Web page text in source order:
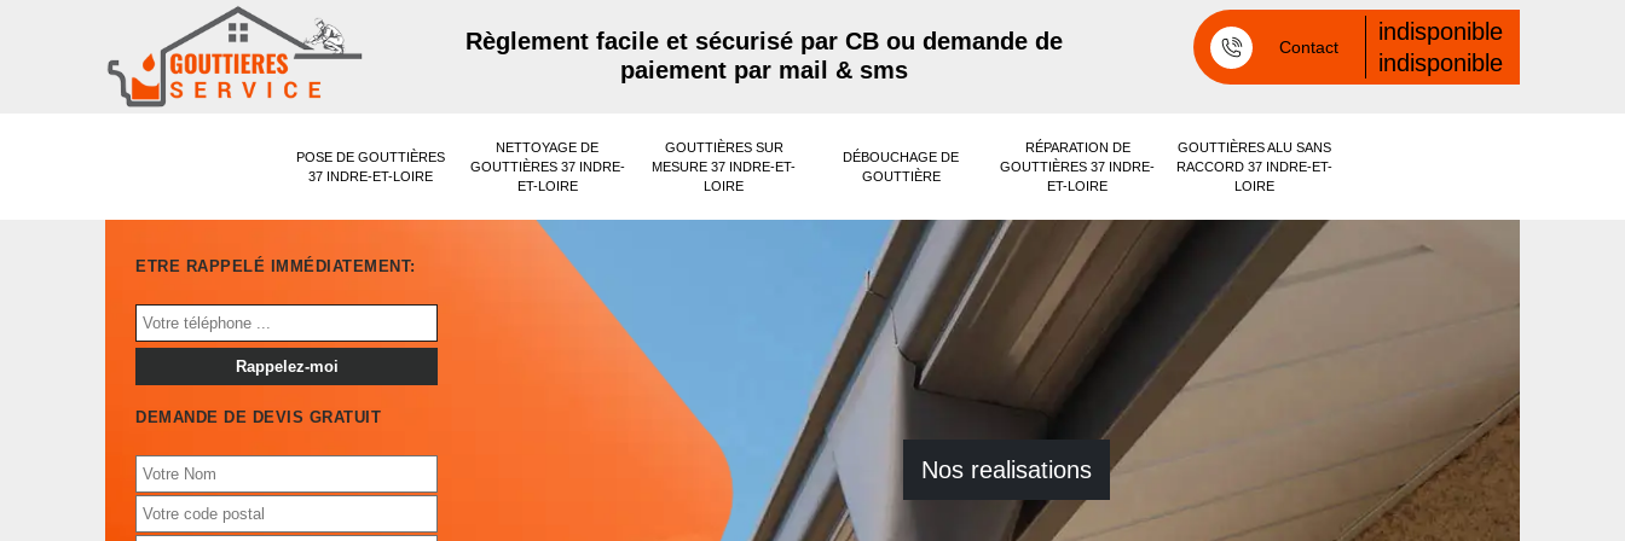
Règlement facile et sécurisé par CB ou demande de
paiement par mail & sms
Contact
indisponible
indisponible
POSE DE GOUTTIÈRES
37 INDRE-ET-LOIRE
NETTOYAGE DE
GOUTTIÈRES 37 INDRE-
ET-LOIRE
GOUTTIÈRES SUR
MESURE 37 INDRE-ET-
LOIRE
DÉBOUCHAGE DE
GOUTTIÈRE
RÉPARATION DE
GOUTTIÈRES 37 INDRE-
ET-LOIRE
GOUTTIÈRES ALU SANS
RACCORD 37 INDRE-ET-
LOIRE
ETRE RAPPELÉ IMMÉDIATEMENT:
DEMANDE DE DEVIS GRATUIT
Nos realisations